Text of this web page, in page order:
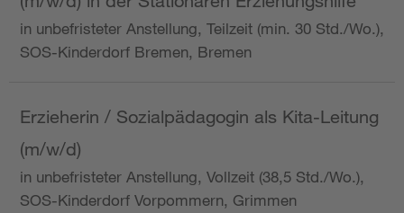
in unbefristeter Anstellung, Teilzeit (min. 30 Std./Wo.),
SOS-Kinderdorf Bremen, Bremen
Erzieherin / Sozialpädagogin als Kita-Leitung
(m/w/d)
in unbefristeter Anstellung, Vollzeit (38,5 Std./Wo.),
SOS-Kinderdorf Vorpommern, Grimmen